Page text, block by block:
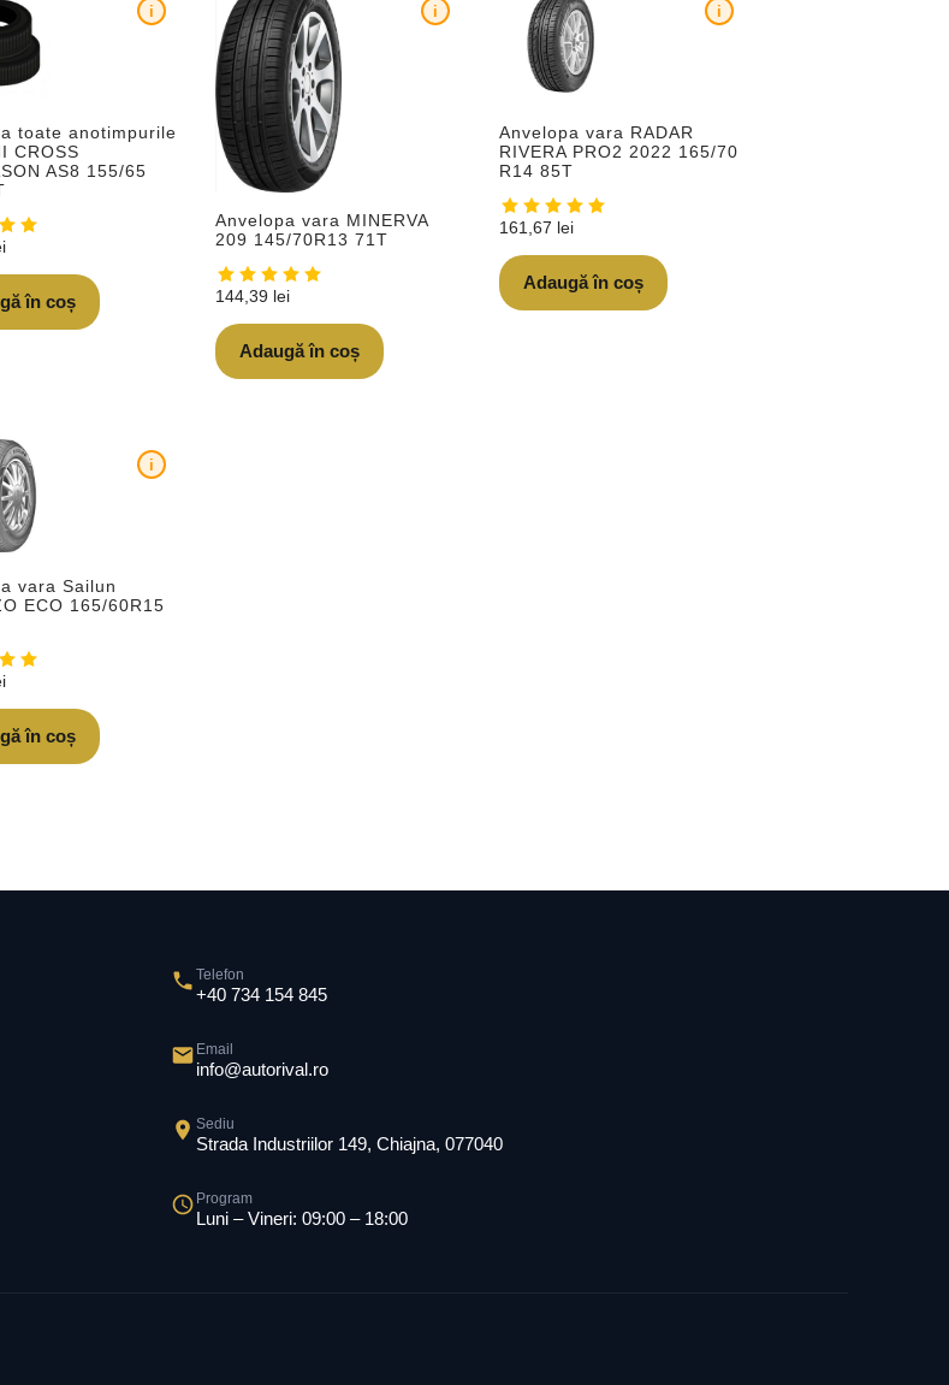
toate anotimpurile
CROSS
AS8 155/65
i
în coș
Anvelopa vara MINERVA
209 145/70R13 71T
i
144,39 lei
Adaugă în coș
Anvelopa vara RADAR
RIVERA PRO2 2022 165/70
R14 85T
i
161,67 lei
Adaugă în coș
vara Sailun
ECO 165/60R15
i
în coș
Telefon
+40 734 154 845
Email
info@autorival.ro
Sediu
Strada Industriilor 149, Chiajna, 077040
Program
Luni – Vineri: 09:00 – 18:00